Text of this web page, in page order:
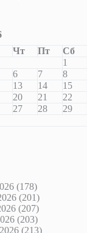
Чт Пт Сб
1
6 7 8
13 14 15
20 21 22
27 28 29
(178)
(201)
(207)
(203)
(213)